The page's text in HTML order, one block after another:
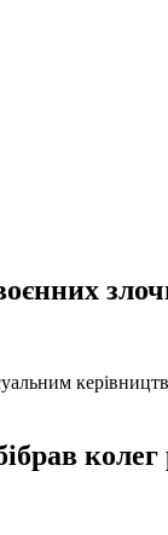
колег